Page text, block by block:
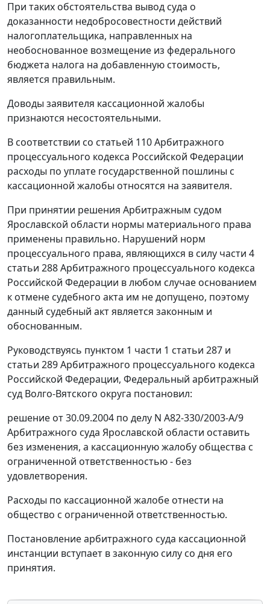
При таких обстоятельства вывод суда о
доказанности недобросовестности действий
налогоплательщика, направленных на
необоснованное возмещение из федерального
бюджета налога на добавленную стоимость,
является правильным.
Доводы заявителя кассационной жалобы
признаются несостоятельными.
В соответствии со статьей 110Арбитражного
процессуального кодекса Российской Федерации
расходы по уплате государственной пошлины с
кассационной жалобы относятся на заявителя.
При принятии решения Арбитражным судом
Ярославской области нормы материального права
применены правильно. Нарушений норм
процессуального права, являющихся в силу части 4
статьи 288Арбитражного процессуального кодекса
Российской Федерации в любом случае основанием
к отмене судебного акта им не допущено, поэтому
данный судебный акт является законным и
обоснованным.
Руководствуясь пунктом 1 части 1 статьи 287 и
статьи 289Арбитражного процессуального кодекса
Российской Федерации, Федеральный арбитражный
суд Волго-Вятского округа постановил:
решение от 30.09.2004 по делу N А82-330/2003-А/9
Арбитражного суда Ярославской области оставить
без изменения, а кассационную жалобу общества с
ограниченной ответственностью - без
удовлетворения.
Расходы по кассационной жалобе отнести на
общество с ограниченной ответственностью.
Постановление арбитражного суда кассационной
инстанции вступает в законную силу со дня его
принятия.